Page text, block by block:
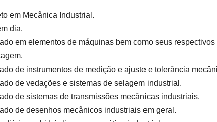
em Mecânica Industrial.
dia.
em elementos de máquinas bem como seus
de instrumentos de medição e ajuste e tolerância
de vedações e sistemas de selagem industrial.
de sistemas de transmissões mecânicas industriais.
de desenhos mecânicos industriais em geral.